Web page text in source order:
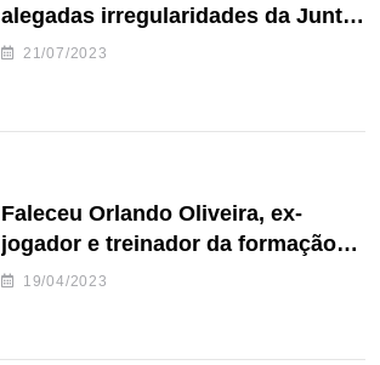
alegadas irregularidades da Junta
de Freguesia S. João de Ver
21/07/2023
Faleceu Orlando Oliveira, ex-
jogador e treinador da formação
de andebol do Feirense
19/04/2023